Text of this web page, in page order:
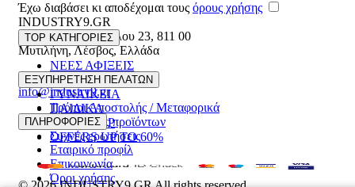
Έχω διαβάσει κι αποδέχομαι τους όρους χρήσης
INDUSTRY9.GR
Ελευθέριου Βενιζέλου 23, 811 00
Μυτιλήνη,Λέσβος,Ελλάδα
22510 55629
info@industry9.gr
TOP ΚΑΤΗΓΟΡΙΕΣ
ΝΕΕΣ ΑΦΙΞΕΙΣ
ΑΝΔΡΙΚΑ
ΓΥΝΑΙΚΕΙΑ
ΠΑΙΔΙΚΑ
ΑΞΕΣΟΥΑΡ
OFFERS UP TO 60%
ΕΞΥΠΗΡΕΤΗΣΗ ΠΕΛΑΤΩΝ
Τρόποι Αποστολής / Μεταφορικά
Επιστροφές προϊόντων
Συχνές ερωτήσεις
ΠΛΗΡΟΦΟΡΙΕΣ
Εταιρικό προφίλ
Επικοινωνία
Όροι χρήσης